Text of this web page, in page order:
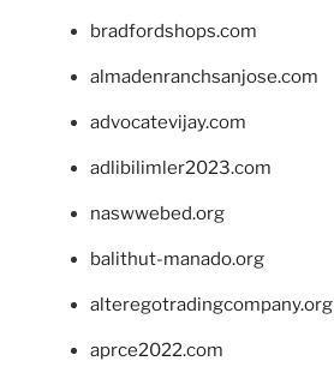
bradfordshops.com
almadenranchsanjose.com
advocatevijay.com
adlibilimler2023.com
naswwebed.org
balithut-manado.org
alteregotradingcompany.org
aprce2022.com